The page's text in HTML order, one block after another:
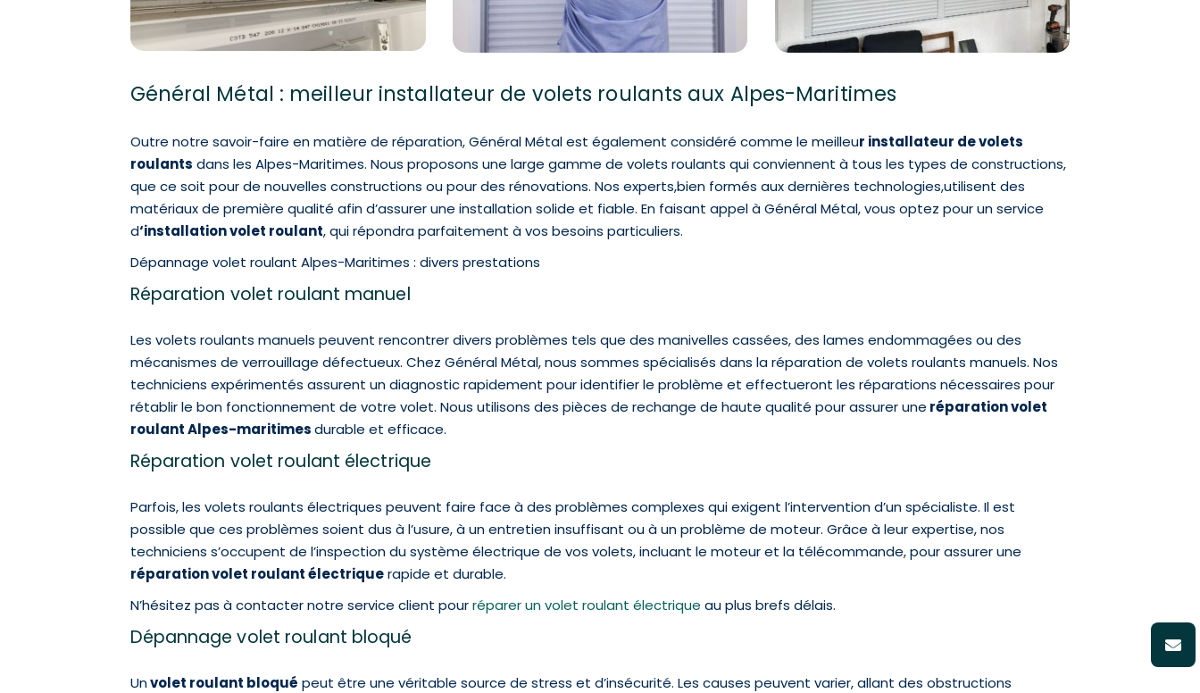
Général Métal : meilleur installateur de volets roulants aux Alpes-Maritimes
Outre notre savoir-faire en matière de réparation, Général Métal est également considéré comme le meilleur installateur de volets
roulants dans les Alpes-Maritimes. Nous proposons une large gamme de volets roulants qui conviennent à tous les types de constructions,
que ce soit pour de nouvelles constructions ou pour des rénovations. Nos experts,bien formés aux dernières technologies,utilisent des
matériaux de première qualité afin d’assurer une installation solide et fiable. En faisant appel à Général Métal, vous optez pour un service
d‘installation volet roulant, qui répondra parfaitement à vos besoins particuliers.
Dépannage volet roulant Alpes-Maritimes : divers prestations
Réparation volet roulant manuel
Les volets roulants manuels peuvent rencontrer divers problèmes tels que des manivelles cassées, des lames endommagées ou des
mécanismes de verrouillage défectueux. Chez Général Métal, nous sommes spécialisés dans la réparation de volets roulants manuels. Nos
techniciens expérimentés assurent un diagnostic rapidement pour identifier le problème et effectueront les réparations nécessaires pour
rétablir le bon fonctionnement de votre volet. Nous utilisons des pièces de rechange de haute qualité pour assurer une réparation volet
roulant Alpes-maritimesdurable et efficace.
Réparation volet roulant électrique
Parfois, les volets roulants électriques peuvent faire face à des problèmes complexes qui exigent l’intervention d’un spécialiste. Il est
possible que ces problèmes soient dus à l’usure, à un entretien insuffisant ou à un problème de moteur. Grâce à leur expertise, nos
techniciens s’occupent de l’inspection du système électrique de vos volets, incluant le moteur et la télécommande, pour assurer une
réparation volet roulant électriquerapide et durable.
N’hésitez pas à contacter notre service client pourréparer un volet roulant électrique au plus brefs délais.
Dépannage volet roulant bloqué
Unvolet roulant bloqué peut être une véritable source de stress et d’insécurité. Les causes peuvent varier, allant des obstructions